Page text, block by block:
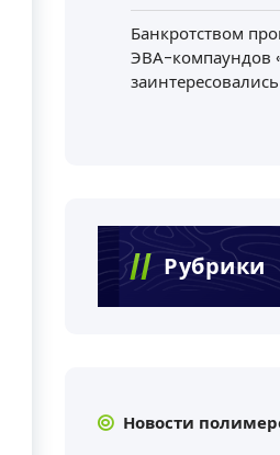
Банкротством
ЭВА-компаундов
Рубрики
Новости